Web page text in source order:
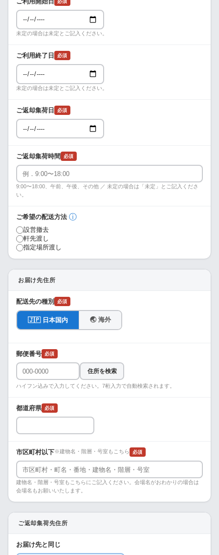
未定の場合は未定とご記入ください。
ご利用終了日 必須
未定の場合は未定とご記入ください。
ご返却集荷日 必須
ご返却集荷時間 必須
9:00〜18:00、午前、午後、その他 ／ 未定の場合は「未定」とご記入くださ
い。
ご希望の配送方法 ⓘ
設営撤去
軒先渡し
指定場所渡し
お届け先住所
配送先の種別 必須
🇯🇵 日本国内 🌏 海外
郵便番号 必須
住所を検索
ハイフン込みで入力してください。7桁入力で自動検索されます。
都道府県 必須
市区町村以下※建物名・階層・号室もこちら 必須
建物名・階層・号室もこちらにご記入ください。会場名がおわかりの場合は
会場名もお願いいたします。
ご返却集荷先住所
お届け先と同じ